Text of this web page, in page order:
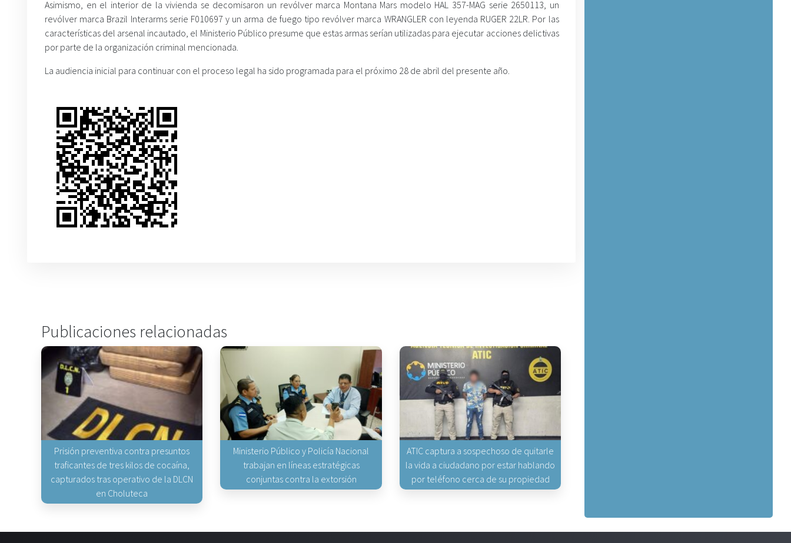
Asimismo, en el interior de la vivienda se decomisaron un revólver marca Montana Mars modelo HAL 357-MAG serie 2650113, un
revólver marca Brazil Interarms serie F010697 y un arma de fuego tipo revólver marca WRANGLER con leyenda RUGER 22LR. Por las
características del arsenal incautado, el Ministerio Público presume que estas armas serían utilizadas para ejecutar acciones delictivas
por parte de la organización criminal mencionada.
La audiencia inicial para continuar con el proceso legal ha sido programada para el próximo 28 de abril del presente año.
Publicaciones relacionadas
Prisión preventiva contra presuntos
traficantes de tres kilos de cocaína,
capturados tras operativo de la DLCN
en Choluteca
Ministerio Público y Policía Nacional
trabajan en líneas estratégicas
conjuntas contra la extorsión
ATIC captura a sospechoso de quitarle
la vida a ciudadano por estar hablando
por teléfono cerca de su propiedad